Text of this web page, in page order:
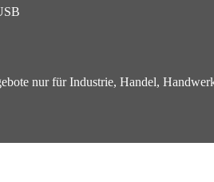
nur für Industrie, Handel,